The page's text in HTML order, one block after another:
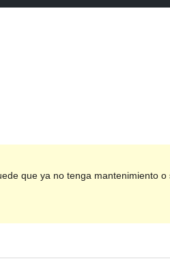
que ya no tenga mantenimiento